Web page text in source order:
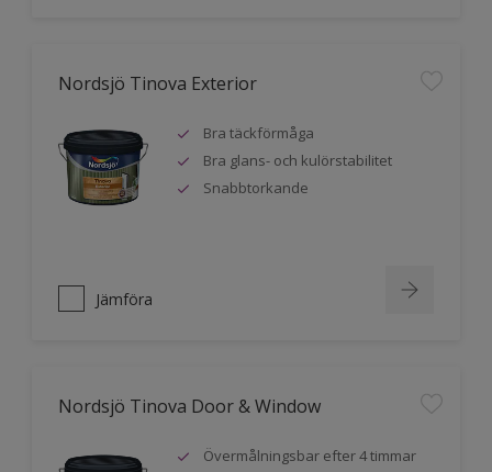
Nordsjö Tinova Exterior
Bra täckförmåga
Bra glans- och kulörstabilitet
Snabbtorkande
Jämföra
Nordsjö Tinova Door & Window
Övermålningsbar efter 4 timmar